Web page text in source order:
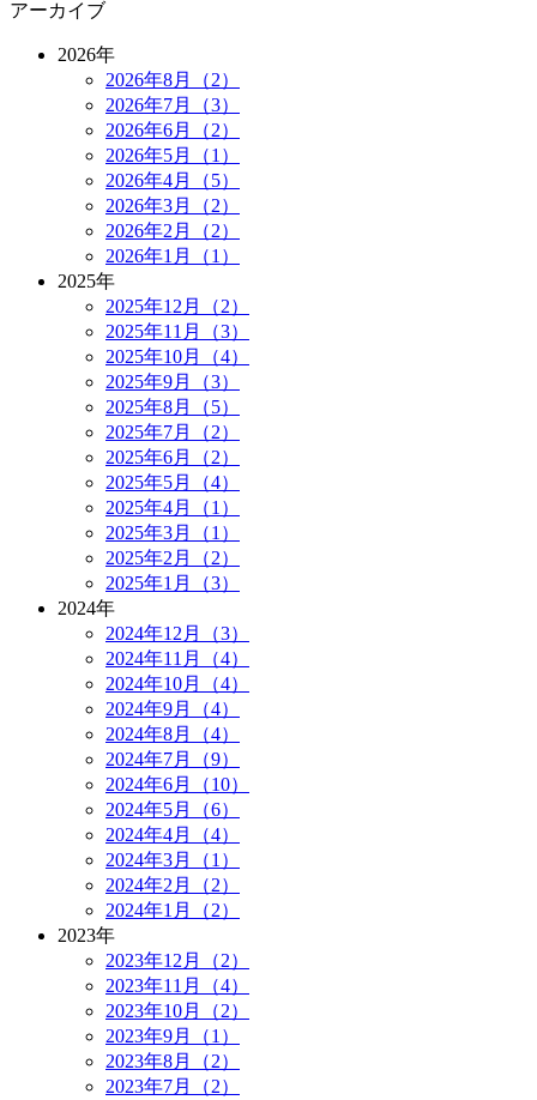
アーカイブ
2026年
2026年8月（2）
2026年7月（3）
2026年6月（2）
2026年5月（1）
2026年4月（5）
2026年3月（2）
2026年2月（2）
2026年1月（1）
2025年
2025年12月（2）
2025年11月（3）
2025年10月（4）
2025年9月（3）
2025年8月（5）
2025年7月（2）
2025年6月（2）
2025年5月（4）
2025年4月（1）
2025年3月（1）
2025年2月（2）
2025年1月（3）
2024年
2024年12月（3）
2024年11月（4）
2024年10月（4）
2024年9月（4）
2024年8月（4）
2024年7月（9）
2024年6月（10）
2024年5月（6）
2024年4月（4）
2024年3月（1）
2024年2月（2）
2024年1月（2）
2023年
2023年12月（2）
2023年11月（4）
2023年10月（2）
2023年9月（1）
2023年8月（2）
2023年7月（2）